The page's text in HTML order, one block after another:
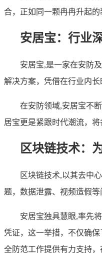
合，正如同一颗冉冉升起
安居宝：行业
安居宝,是一家在安防
解决方案，凭借在行业内
在安防领域,安居宝不
居宝更是紧跟时代潮流，
区块链技术：
区块链技术,以其去中
题，数据泄露、视频造假
安居宝独具慧眼,率先
凭证，这一举措，不仅确
全防范工作提供有力支持